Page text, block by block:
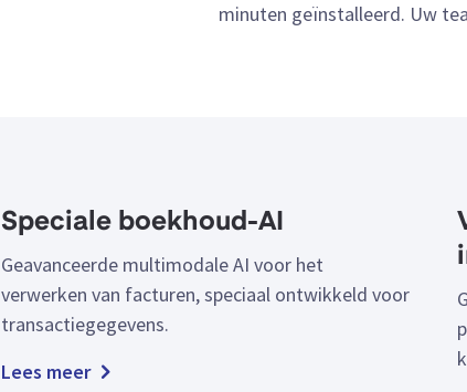
minuten geïnstalleerd. Uw
Speciale boekhoud-AI
Geavanceerde multimodale AI voor het
verwerken van facturen, speciaal ontwikkeld voor
transactiegegevens.
Lees meer